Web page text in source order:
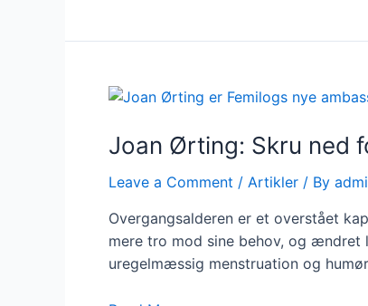
Joan Ørting: Skru ned
Leave a Comment / Artikler / By
Overgangsalderen er et overstået
mere tro mod sine behov, og ændret
uregelmæssig menstruation og